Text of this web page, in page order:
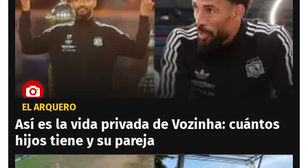
EL ARQUERO
Así es la vida privada de Vozinha: cuántos
hijos tiene y su pareja